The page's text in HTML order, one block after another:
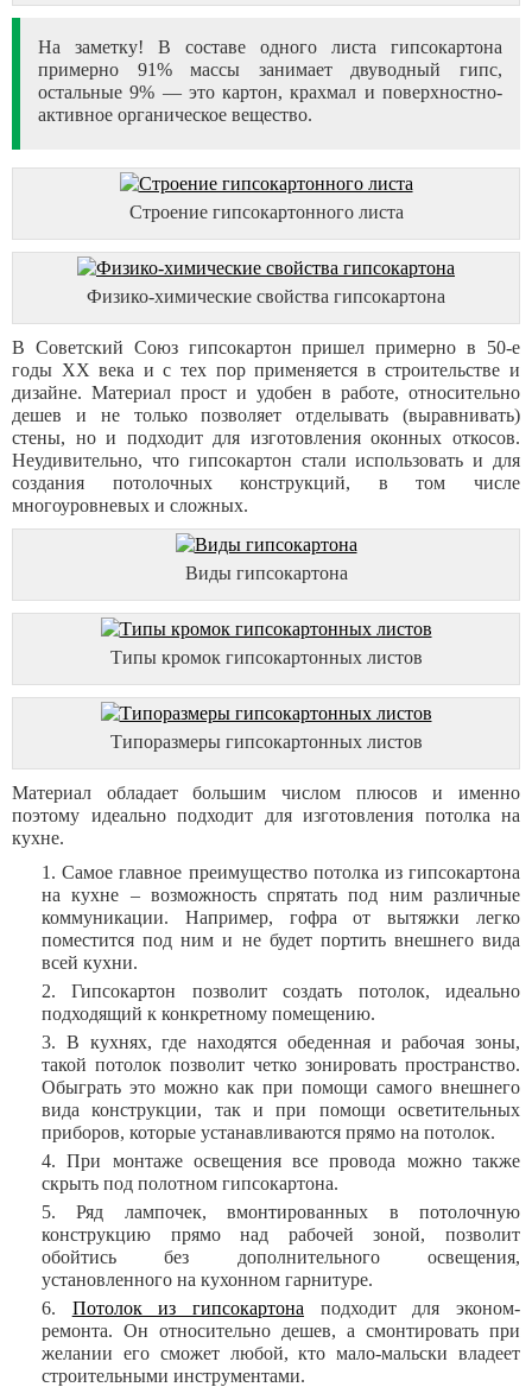
На заметку! В составе одного листа гипсокартона
примерно 91% массы занимает двуводный гипс,
остальные 9% — это картон, крахмал и поверхностно-
активное органическое вещество.
Строение гипсокартонного листа
Физико-химические свойства гипсокартона
В Советский Союз гипсокартон пришел примерно в 50-е
годы ХХ века и с тех пор применяется в строительстве и
дизайне. Материал прост и удобен в работе, относительно
дешев и не только позволяет отделывать (выравнивать)
стены, но и подходит для изготовления оконных откосов.
Неудивительно, что гипсокартон стали использовать и для
создания потолочных конструкций, в том числе
многоуровневых и сложных.
Виды гипсокартона
Типы кромок гипсокартонных листов
Типоразмеры гипсокартонных листов
Материал обладает большим числом плюсов и именно
поэтому идеально подходит для изготовления потолка на
кухне.
Самое главное преимущество потолка из гипсокартона
на кухне – возможность спрятать под ним различные
коммуникации. Например, гофра от вытяжки легко
поместится под ним и не будет портить внешнего вида
всей кухни.
Гипсокартон позволит создать потолок, идеально
подходящий к конкретному помещению.
В кухнях, где находятся обеденная и рабочая зоны,
такой потолок позволит четко зонировать пространство.
Обыграть это можно как при помощи самого внешнего
вида конструкции, так и при помощи осветительных
приборов, которые устанавливаются прямо на потолок.
При монтаже освещения все провода можно также
скрыть под полотном гипсокартона.
Ряд лампочек, вмонтированных в потолочную
конструкцию прямо над рабочей зоной, позволит
обойтись без дополнительного освещения,
установленного на кухонном гарнитуре.
Потолок из гипсокартона подходит для эконом-
ремонта. Он относительно дешев, а смонтировать при
желании его сможет любой, кто мало-мальски владеет
строительными инструментами.